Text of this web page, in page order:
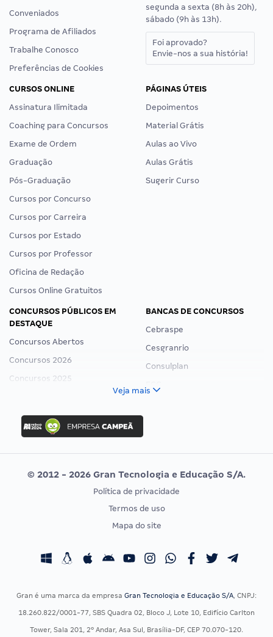
Conveniados
Programa de Afiliados
Trabalhe Conosco
Preferências de Cookies
segunda a sexta (8h às 20h),
sábado (9h às 13h).
Foi aprovado?
Envie-nos a sua história!
CURSOS ONLINE
Assinatura Ilimitada
Coaching para Concursos
Exame de Ordem
Graduação
Pós-Graduação
Cursos por Concurso
Cursos por Carreira
Cursos por Estado
Cursos por Professor
Oficina de Redação
Cursos Online Gratuitos
PÁGINAS ÚTEIS
Depoimentos
Material Grátis
Aulas ao Vivo
Aulas Grátis
Sugerir Curso
CONCURSOS PÚBLICOS EM
DESTAQUE
Concursos Abertos
Concursos 2026
Concursos 2025
Concurso Nacional Unificado
Concurso Ibama
Concurso MPU
Editais publicados
BANCAS DE CONCURSOS
Cebraspe
Cesgranrio
Consulplan
Vunesp
CONCURSOS POR PROFISSÃO
Concursos Fiscais
EXAME DE ORDEM
Calendário OAB
Veja mais
© 2012 - 2026 Gran Tecnologia e Educação S/A.
Política de privacidade
Termos de uso
Mapa do site
Gran é uma marca da empresa Gran Tecnologia e Educação S/A, CNPJ:
18.260.822/0001-77, SBS Quadra 02, Bloco J, Lote 10, Edifício Carlton
Tower, Sala 201, 2º Andar, Asa Sul, Brasília-DF, CEP 70.070-120.